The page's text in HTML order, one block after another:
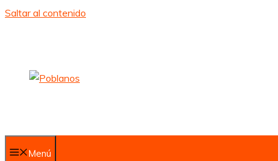
Saltar al contenido
Menú